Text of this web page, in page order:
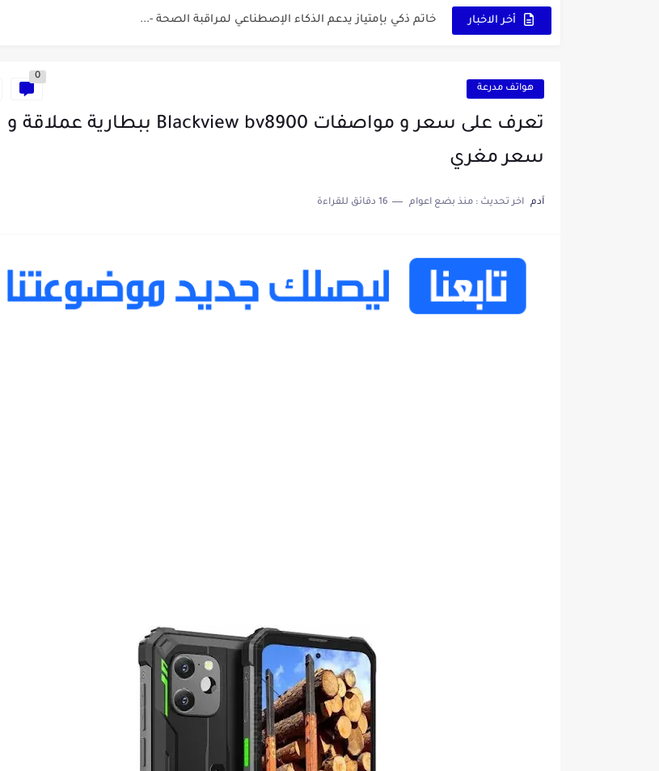
أخر الاخبار خاتم ذكي بإمتياز يدعم الذكاء الإصطناعي لمراقبة الصحة -...
هواتف مدرعة
0
تعرف على سعر و مواصفات Blackview bv8900 ببطارية عملاقة و
سعر مغري
آدم اخر تحديث : منذ بضع اعوام 16 دقائق للقراءة